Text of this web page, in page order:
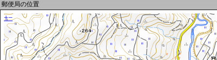
郵便局の位置